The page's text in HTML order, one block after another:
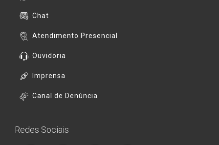
Chat
Atendimento Presencial
Ouvidoria
Imprensa
Canal de Denúncia
Redes Sociais